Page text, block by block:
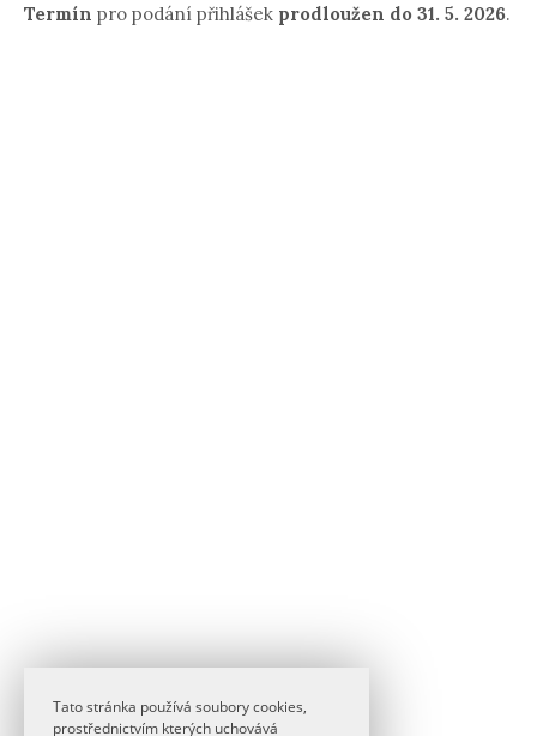
Tato stránka používá soubory cookies,
prostřednictvím kterých uchovává
Termín pro podání přihlášek prodloužen do 31. 5. 2026.